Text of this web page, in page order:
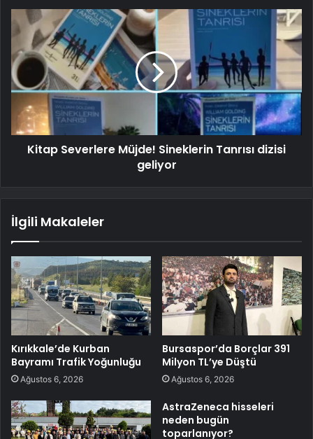
Kitap Severlere Müjde! Sineklerin Tanrısı dizisi
geliyor
İlgili Makaleler
Kırıkkale’de Kurban
Bayramı Trafik Yoğunluğu
Ağustos 6, 2026
Bursaspor’da Borçlar 391
Milyon TL’ye Düştü
Ağustos 6, 2026
AstraZeneca hisseleri
neden bugün
toparlanıyor?